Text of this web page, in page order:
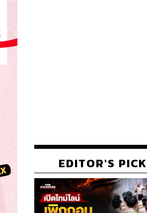
EDITOR'S PICK